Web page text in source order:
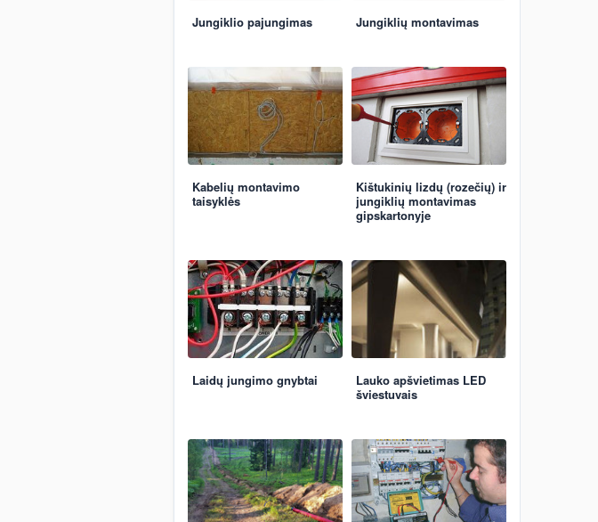
Jungiklio pajungimas Jungiklių montavimas
Kabelių montavimo
taisyklės
Kištukinių lizdų (rozečių) ir
jungiklių montavimas
gipskartonyje
Laidų jungimo gnybtai
Lauko apšvietimas LED
šviestuvais